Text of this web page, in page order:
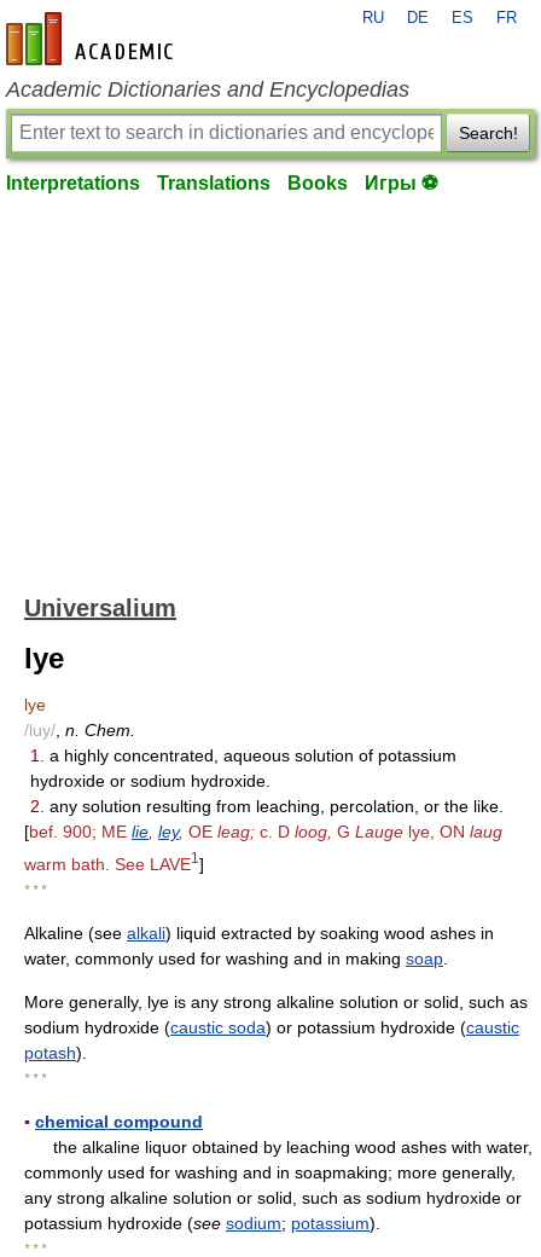
en-academic.com
RU DE ES FR
Academic Dictionaries and Encyclopedias
Search!
Interpretations Translations Books Игры ⚽
Universalium
lye
lye
/luy/ n. Chem.
1.
a highly concentrated, aqueous solution of potassium
hydroxide or sodium hydroxide.
2. any solution resulting from leaching, percolation, or the like.
[bef. 900; ME lie ley, OE leag; c. D loog, G Lauge lye, ON laug
warm bath. See LAVE1 ]
* * *
Alkaline (see alkali) liquid extracted by soaking wood ashes in
water, commonly used for washing and in making soap
More generally, lye is any strong alkaline solution or solid, such as
sodium hydroxide (caustic soda) or potassium hydroxide (caustic
potash).
* * *
▪ chemical compound
the alkaline liquor obtained by leaching wood ashes with water,
commonly used for washing and in soapmaking; more generally,
any strong alkaline solution or solid, such as sodium hydroxide or
potassium hydroxide (see sodium; potassium).
* * *